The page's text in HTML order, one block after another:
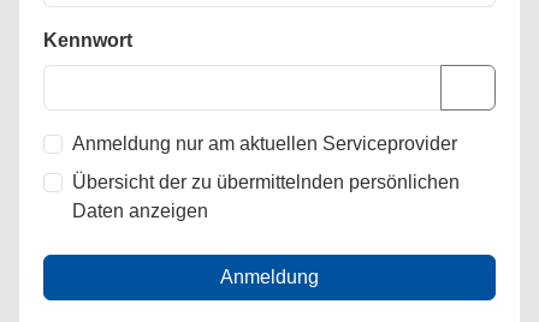
Kennwort
Anmeldung nur am aktuellen Serviceprovider
Übersicht der zu übermittelnden persönlichen
Daten anzeigen
Anmeldung